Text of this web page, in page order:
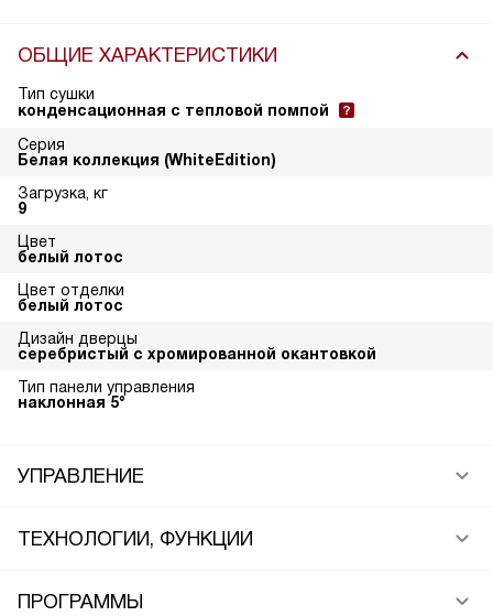
ОБЩИЕ ХАРАКТЕРИСТИКИ
Тип сушки
конденсационная с тепловой помпой
Серия
Белая коллекция (WhiteEdition)
Загрузка, кг
9
Цвет
белый лотос
Цвет отделки
белый лотос
Дизайн дверцы
серебристый с хромированной окантовкой
Тип панели управления
наклонная 5°
УПРАВЛЕНИЕ
ТЕХНОЛОГИИ, ФУНКЦИИ
ПРОГРАММЫ